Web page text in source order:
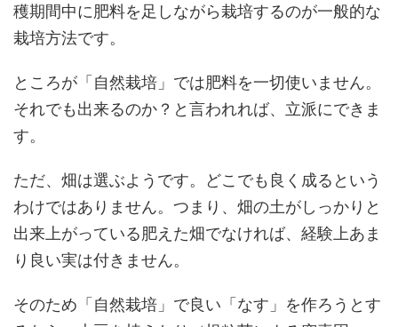
穫期間中に肥料を足しながら栽培するのが一般的な
栽培方法です。
ところが「自然栽培」では肥料を一切使いません。
それでも出来るのか？と言われれば、立派にできま
す。
ただ、畑は選ぶようです。どこでも良く成るという
わけではありません。つまり、畑の土がしっかりと
出来上がっている肥えた畑でなければ、経験上あま
り良い実は付きません。
そのため「自然栽培」で良い「なす」を作ろうとす